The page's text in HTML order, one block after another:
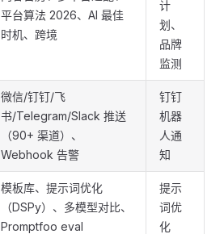
平台算法 2026、AI 最佳
时机、跨境
计
划、
品牌
监测
微信/钉钉/飞
书/Telegram/Slack 推送
（90+ 渠道）、
Webhook 告警
钉钉
机器
人通
知
模板库、提示词优化
（DSPy）、多模型对比、
Promptfoo eval
提示
词优
化